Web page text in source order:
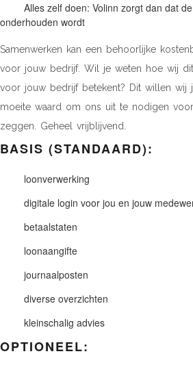
Alles zelf doen: Volinn zorgt dan dat
onderhouden wordt
Samenwerken kan een behoorlijke
voor jouw bedrijf. Wil je weten hoe wij
voor jouw bedrijf betekent? Dit willen wij
moeite waard om ons uit te nodigen
zeggen. Geheel vrijblijvend.
BASIS (STANDAARD):
loonverwerking
digitale login voor jou en jouw
betaalstaten
loonaangifte
journaalposten
diverse overzichten
kleinschalig advies
OPTIONEEL: